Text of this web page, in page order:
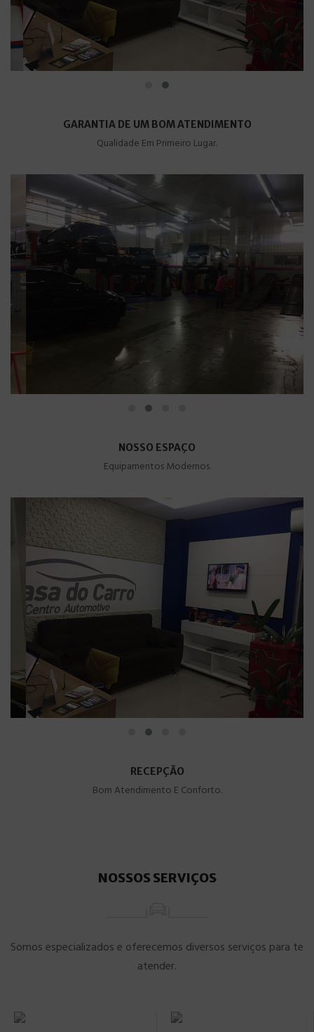
GARANTIA DE UM BOM ATENDIMENTO
Qualidade Em Primeiro Lugar.
NOSSO ESPAÇO
Equipamentos Modernos.
RECEPÇÃO
Bom Atendimento E Conforto.
NOSSOS SERVIÇOS
Somos especializados e oferecemos diversos serviços para te
atender.